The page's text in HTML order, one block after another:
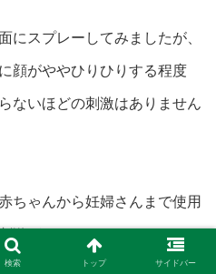
にスプレーしてみましたが、
顔がややひりひりする程度
ないほどの刺激はありません
ちゃんから妊婦さんまで使用
激がまったくないわけではな
服の上からスプレーするなど
検索 トップ サイドバー